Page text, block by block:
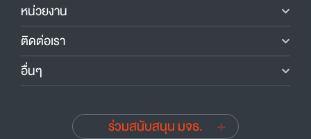
หน่วยงาน
ติดต่อเรา
อื่นๆ
ร่วมสนับสนุน มจธ.